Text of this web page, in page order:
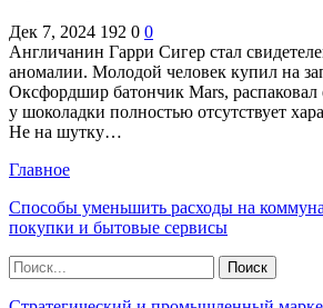
Дек 7, 2024 192 0 0
Англичанин Гарри Сигер стал
аномалии. Молодой человек купил на
Оксфордшир батончик Mars,
у шоколадки полностью отсутствует
Не на шутку…
Главное
Способы уменьшить расходы на
покупки и бытовые сервисы